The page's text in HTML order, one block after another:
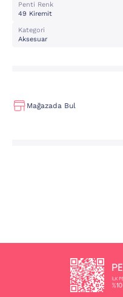
Penti Renk
49 Kiremit
Kategori
Aksesuar
Mağazada Bul